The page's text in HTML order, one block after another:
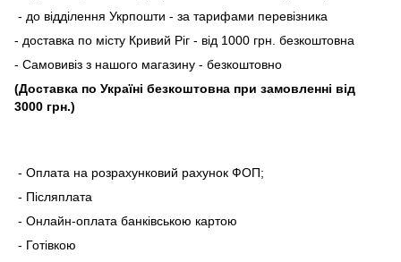
- до відділення Укрпошти - за тарифами перевізника
- доставка по місту Кривий Ріг - від 1000 грн. безкоштовна
- Самовивіз з нашого магазину - безкоштовно
(Доставка по Україні безкоштовна при замовленні від
3000 грн.)
- Оплата на розрахунковий рахунок ФОП;
- Післяплата
- Онлайн-оплата банківською картою
- Готівкою